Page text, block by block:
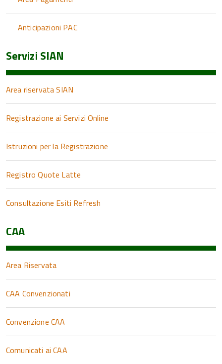
Anticipazioni PAC
Servizi SIAN
Area riservata SIAN
Registrazione ai Servizi Online
Istruzioni per la Registrazione
Registro Quote Latte
Consultazione Esiti Refresh
CAA
Area Riservata
CAA Convenzionati
Convenzione CAA
Comunicati ai CAA